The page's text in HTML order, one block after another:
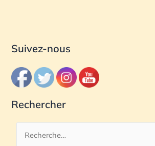
Suivez-nous
Rechercher